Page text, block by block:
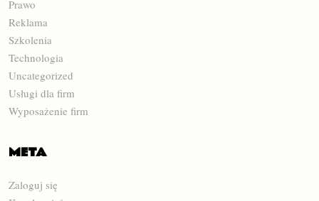
Prawo
Reklama
Szkolenia
Technologia
Uncategorized
Usługi dla firm
Wyposażenie firm
META
Zaloguj się